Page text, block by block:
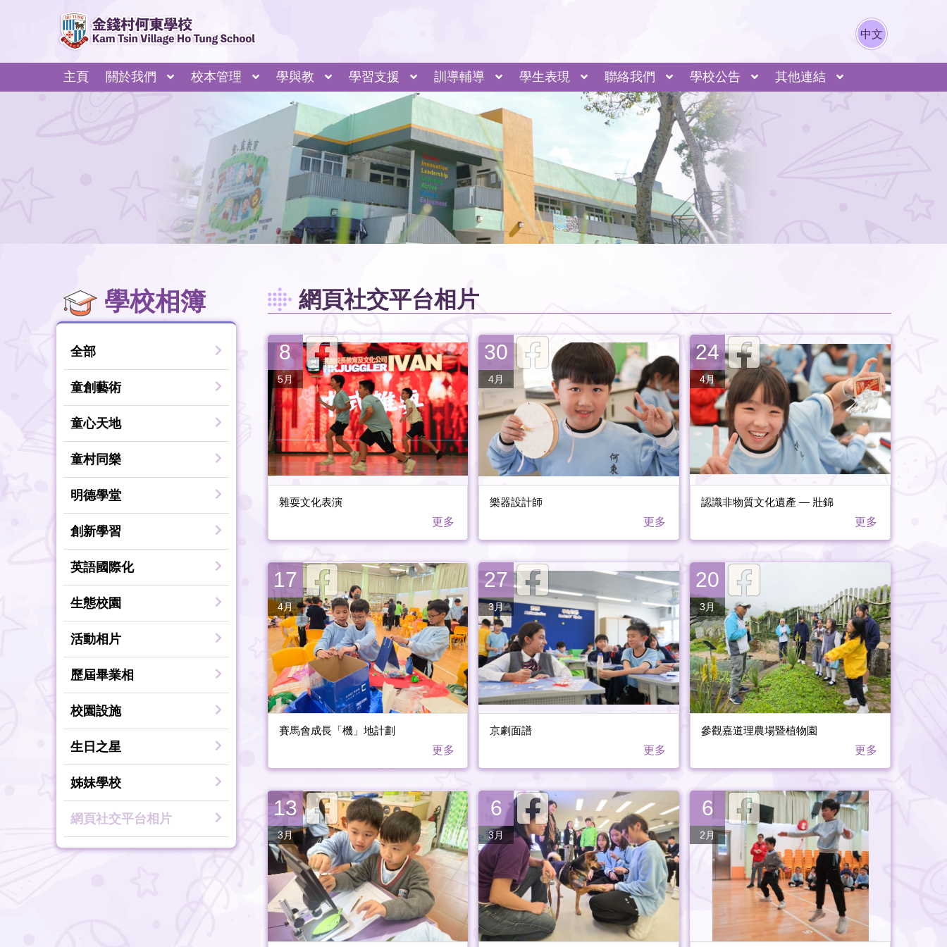
中文
主頁 關於我們 校本管理 學與教 學習支援 訓導輔導 學生表現 聯絡我們 學校公告 其他連結
學校相簿
全部
童創藝術
童心天地
童村同樂
明德學堂
創新學習
英語國際化
生態校園
活動相片
歷屆畢業相
校園設施
生日之星
姊妹學校
網頁社交平台相片
網頁社交平台相片
8
5月
雜耍文化表演
更多
30
4月
樂器設計師
更多
24
4月
認識非物質文化遺產 — 壯錦
更多
17
4月
賽馬會成長「機」地計劃
更多
27
3月
京劇面譜
更多
20
3月
參觀嘉道理農場暨植物園
更多
13
3月
6
3月
6
2月